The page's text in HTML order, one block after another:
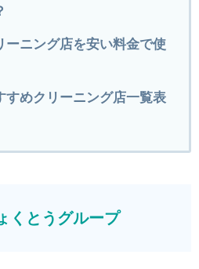
ーニング店を安い料金で使
すめクリーニング店一覧表
くとうグループ